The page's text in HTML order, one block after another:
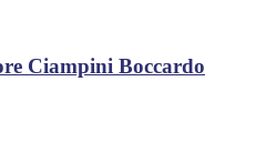
Ciampini Boccardo